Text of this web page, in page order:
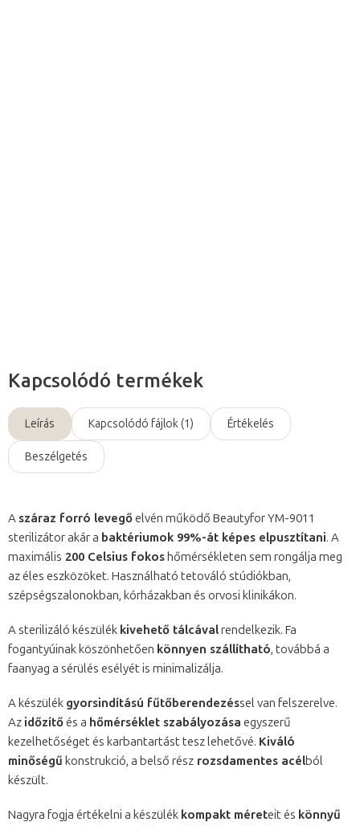
Kapcsolódó termékek
Leírás Kapcsolódó fájlok (1) Értékelés
Beszélgetés
A száraz forró levegőelvén működő Beautyfor YM-9011
sterilizátor akár a baktériumok 99%-át képes elpusztítani. A
maximális 200 Celsius fokos hőmérsékleten sem rongálja meg
az éles eszközöket. Használható tetováló stúdiókban,
szépségszalonokban, kórházakban és orvosi klinikákon.
A sterilizáló készülék kivehető tálcávalrendelkezik. Fa
fogantyúinak köszönhetően könnyen szállítható, továbbá a
faanyag a sérülés esélyét is minimalizálja.
A készülék gyorsindítású fűtőberendezéssel van felszerelve.
Az időzítőés a hőmérséklet szabályozása egyszerű
kezelhetőséget és karbantartást tesz lehetővé. Kiváló
minőségű konstrukció, a belső rész rozsdamentes acélból
készült.
Nagyra fogja értékelni a készülék kompakt méreteit és könnyű